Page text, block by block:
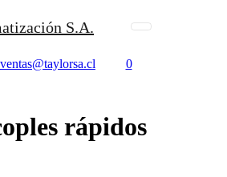
ventas@taylorsa.cl 0
rápidos